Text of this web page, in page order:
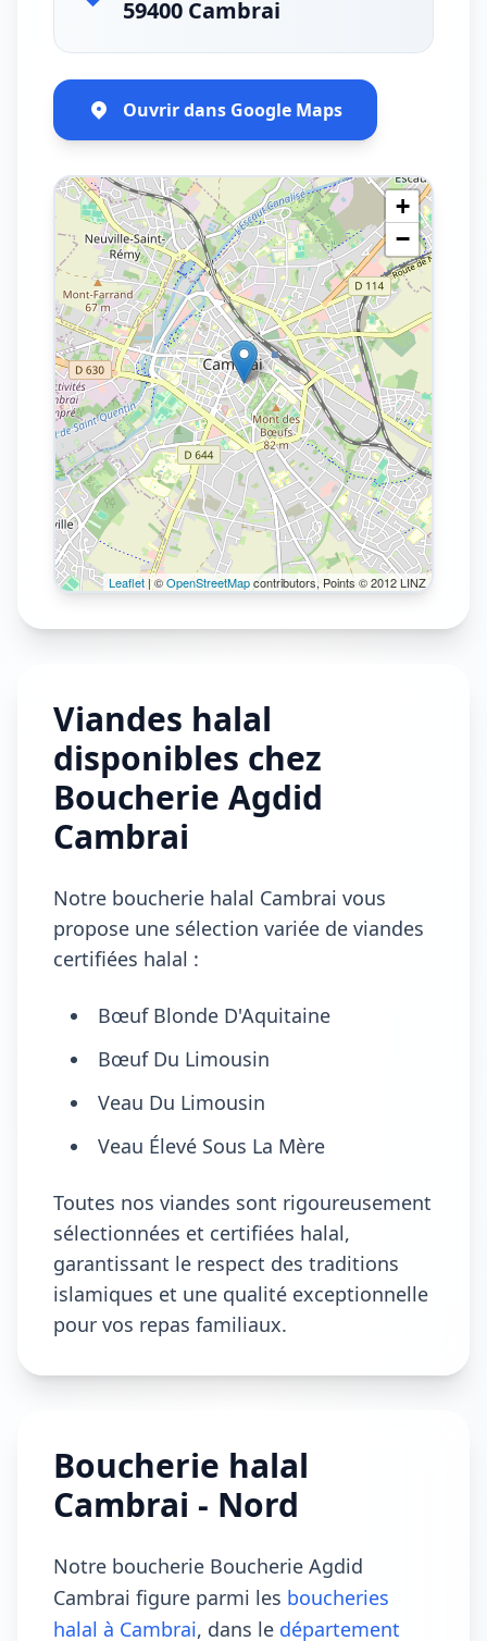
59400 Cambrai
Ouvrir dans Google Maps
+
−
Leaflet| ©OpenStreetMapcontributors, Points © 2012 LINZ
Viandes halal
disponibles chez
Boucherie Agdid
Cambrai
Notre boucherie halal Cambrai vous
propose une sélection variée de viandes
certifiées halal :
Bœuf Blonde D'Aquitaine
Bœuf Du Limousin
Veau Du Limousin
Veau Élevé Sous La Mère
Toutes nos viandes sont rigoureusement
sélectionnées et certifiées halal,
garantissant le respect des traditions
islamiques et une qualité exceptionnelle
pour vos repas familiaux.
Boucherie halal
Cambrai - Nord
Notre boucherie Boucherie Agdid
Cambrai figure parmi les boucheries
halal à Cambrai, dans le département